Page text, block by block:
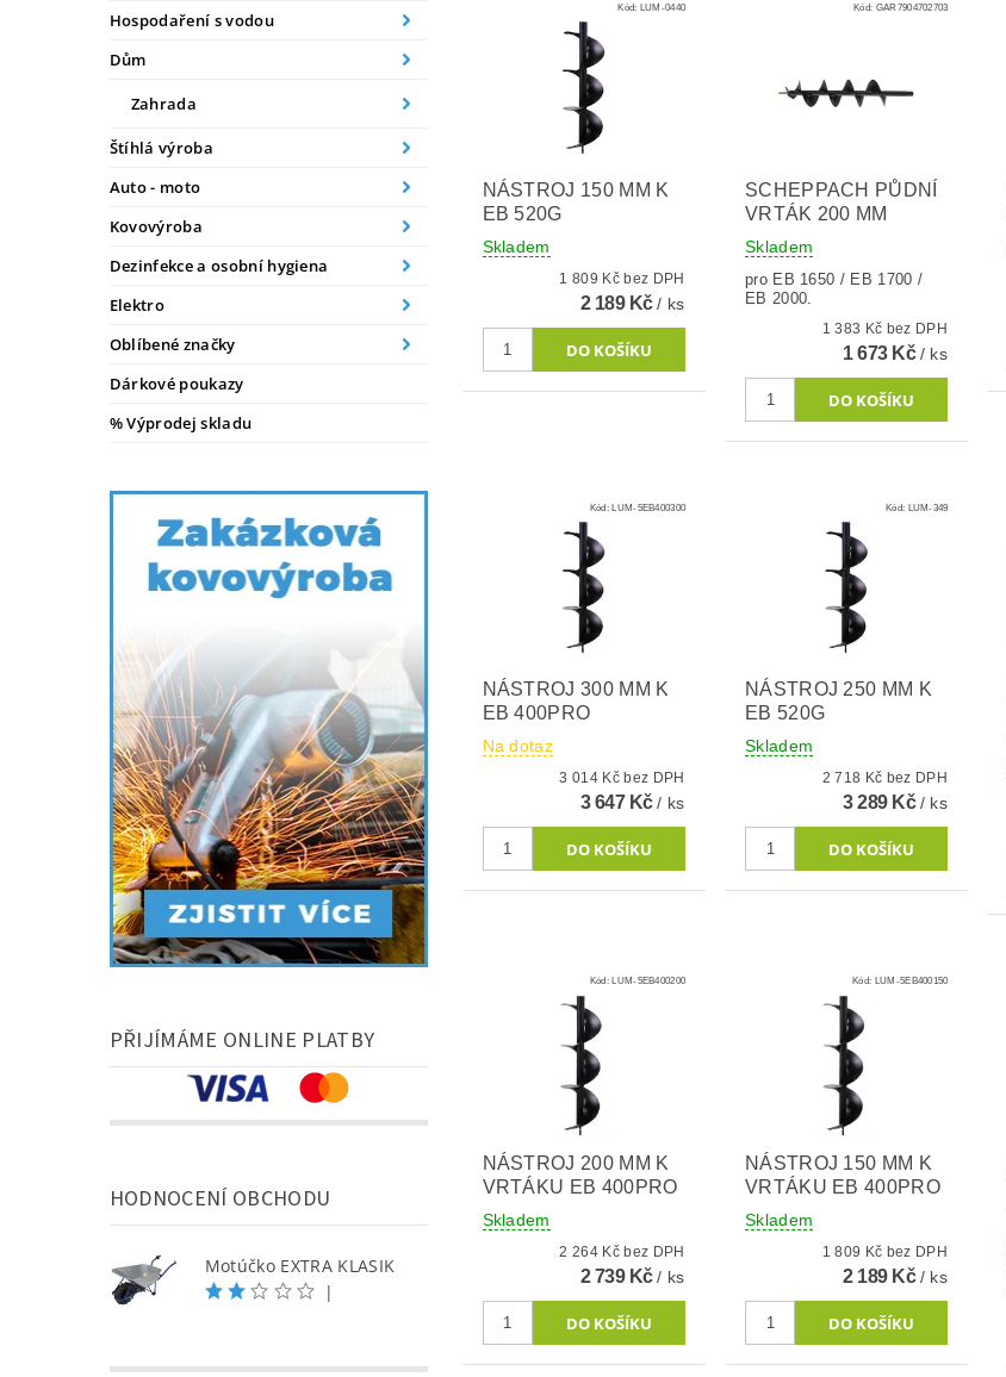
Hospodaření s vodou
Dům
Zahrada
Štíhlá výroba
Auto - moto
Kovovýroba
Dezinfekce a osobní hygiena
Elektro
Oblíbené značky
Dárkové poukazy
% Výprodej skladu
PŘIJÍMÁME ONLINE PLATBY
HODNOCENÍ OBCHODU
Motúčko EXTRA KLASIK
|
Kód: LUM-0440
NÁSTROJ 150 MM K
EB 520G
Skladem
1 809 Kč bez DPH
2 189 Kč/ ks
Kód: GAR7904702703
SCHEPPACH PŮDNÍ
VRTÁK 200 MM
Skladem
pro EB 1650 / EB 1700 /
EB 2000.
1 383 Kč bez DPH
1 673 Kč/ ks
Kód:LUM-5EB400300
NÁSTROJ 300 MM K
EB 400PRO
Na dotaz
3 014 Kč bez DPH
3 647 Kč/ ks
Kód: LUM-349
NÁSTROJ 250 MM K
EB 520G
Skladem
2 718 Kč bez DPH
3 289 Kč/ ks
Kód:LUM-5EB400200
NÁSTROJ 200 MM K
VRTÁKU EB 400PRO
Skladem
2 264 Kč bez DPH
2 739 Kč/ ks
Kód: LUM-5EB400150
NÁSTROJ 150 MM K
VRTÁKU EB 400PRO
Skladem
1 809 Kč bez DPH
2 189 Kč/ ks